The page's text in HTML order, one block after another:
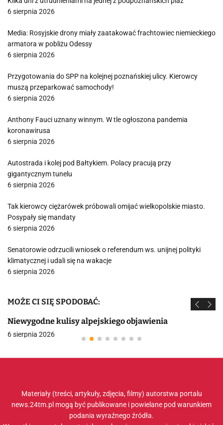
6 sierpnia 2026
Media: Rosyjskie drony miały zaatakować frachtowiec niemieckiego
armatora w pobliżu Odessy
6 sierpnia 2026
Przygotowania do SPP na kolejnej poznańskiej ulicy. Kierowcy
muszą przeparkować samochody!
6 sierpnia 2026
Anthony Fauci uznany winnym. W tle ogłoszona pandemia
koronawirusa
6 sierpnia 2026
Autostrada i kolej pod Bałtykiem. Polacy pracują przy
gigantycznym tunelu
6 sierpnia 2026
Tak kierowcy ciężarówek próbowali omijać wielkopolskie miasto.
Posypały się mandaty
6 sierpnia 2026
Senatorowie odrzucili wniosek o referendum ws. unijnej polityki
klimatycznej i udali się na wakacje
6 sierpnia 2026
MOŻE CI SIĘ SPODOBAĆ:
Niewygodne kulisy alpejskiego objawienia
6 sierpnia 2026
Materiały (treści, artykuły, zdjęcia, filmy) autorstwa portalu
news.24tm.pl mogą być publikowane i powielane pod warunkiem
podania wyraźnego źródła.